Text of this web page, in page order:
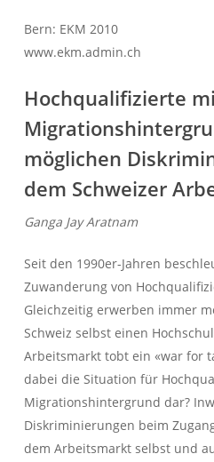
Bern: EKM 2010
www.ekm.admin.ch
Hochqualifizierte
möglichen
dem Schweizer
Ganga Jay Aratnam
Seit den 1990er-Jahren
Zuwanderung von
Gleichzeitig erwerben immer
Schweiz selbst einen
Arbeitsmarkt tobt ein «war for
dabei die Situation für
Migrationshintergrund dar?
Diskriminierungen beim
dem Arbeitsmarkt selbst und